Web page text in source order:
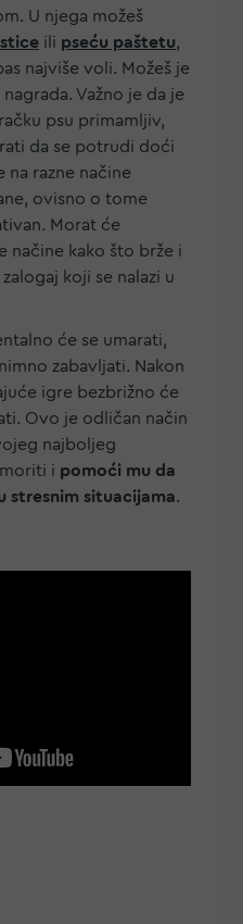
U njega možeš
ili pseću paštetu,
najviše voli. Možeš je
Važno je da je
psu primamljiv,
da se potrudi doći
na razne načine
ovisno o tome
Morat će
načine kako što brže i
koji se nalazi u
će se umarati,
zabavljati. Nakon
igre bezbrižno će
Ovo je odličan način
najboljeg
i pomoći mu da
stresnim situacijama.